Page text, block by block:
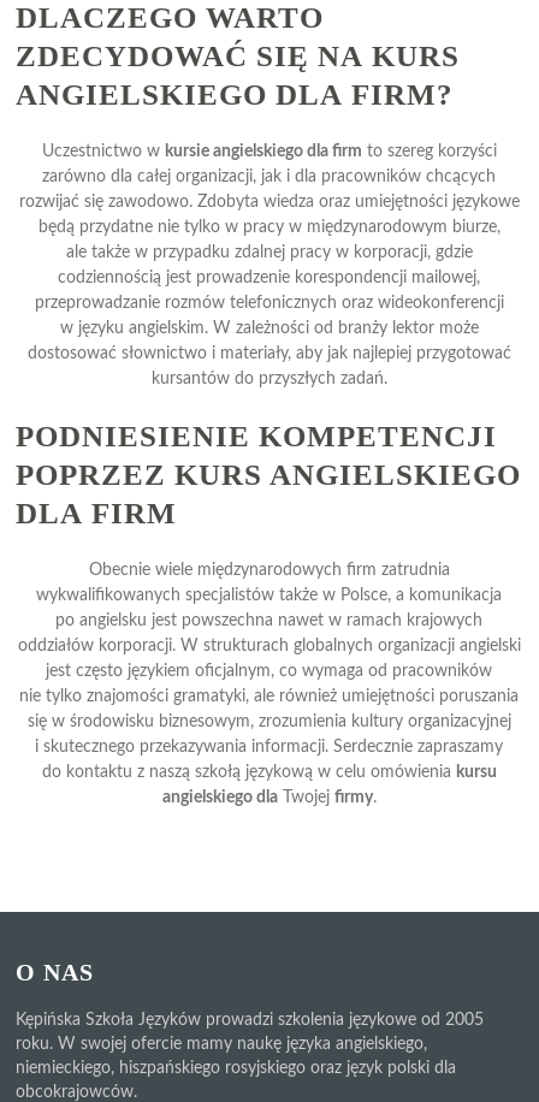
DLACZEGO WARTO
ZDECYDOWAĆ SIĘ NA KURS
ANGIELSKIEGO DLA FIRM?
Uczestnictwo w kursie angielskiego dla firm to szereg korzyści
zarówno dla całej organizacji, jak i dla pracowników chcących
rozwijać się zawodowo. Zdobyta wiedza oraz umiejętności językowe
będą przydatne nie tylko w pracy w międzynarodowym biurze,
ale także w przypadku zdalnej pracy w korporacji, gdzie
codziennością jest prowadzenie korespondencji mailowej,
przeprowadzanie rozmów telefonicznych oraz wideokonferencji
w języku angielskim. W zależności od branży lektor może
dostosować słownictwo i materiały, aby jak najlepiej przygotować
kursantów do przyszłych zadań.
PODNIESIENIE KOMPETENCJI
POPRZEZ KURS ANGIELSKIEGO
DLA FIRM
Obecnie wiele międzynarodowych firm zatrudnia
wykwalifikowanych specjalistów także w Polsce, a komunikacja
po angielsku jest powszechna nawet w ramach krajowych
oddziałów korporacji. W strukturach globalnych organizacji angielski
jest często językiem oficjalnym, co wymaga od pracowników
nie tylko znajomości gramatyki, ale również umiejętności poruszania
się w środowisku biznesowym, zrozumienia kultury organizacyjnej
i skutecznego przekazywania informacji. Serdecznie zapraszamy
do kontaktu z naszą szkołą językową w celu omówienia kursu
angielskiego dlaTwojej firmy.
O NAS
Kępińska Szkoła Języków prowadzi szkolenia językowe od 2005
roku. W swojej ofercie mamy naukę języka angielskiego,
niemieckiego, hiszpańskiego rosyjskiego oraz język polski dla
obcokrajowców.